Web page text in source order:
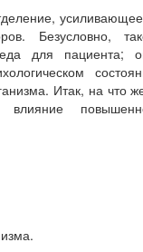
Безусловно,
для пациента;
Итак, на что
влияние